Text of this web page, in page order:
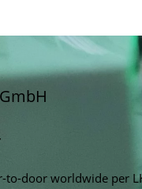
to-door worldwide per